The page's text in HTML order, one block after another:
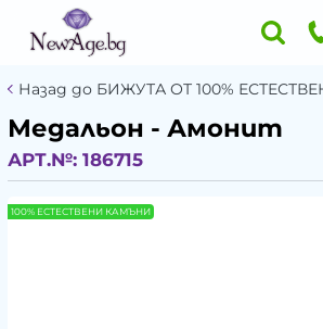
Назад до БИЖУТА ОТ 100%
Медальон - Амонит
АРТ.№: 186715
100% ЕСТЕСТВЕНИ КАМЪНИ